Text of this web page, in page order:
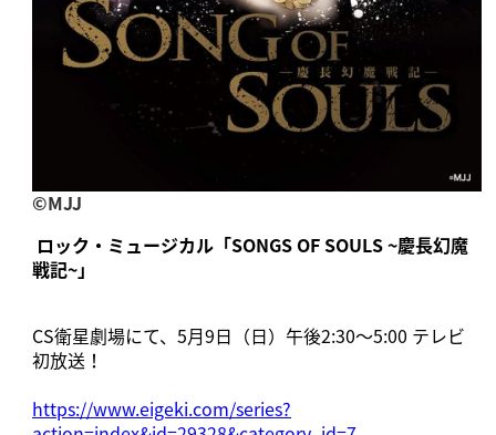
©︎MJJ
ロック・ミュージカル「SONGS OF SOULS ~慶長幻魔
戦記~」
CS衛星劇場にて、5月9日（日）午後2:30～5:00 テレビ
初放送！
https://www.eigeki.com/series?